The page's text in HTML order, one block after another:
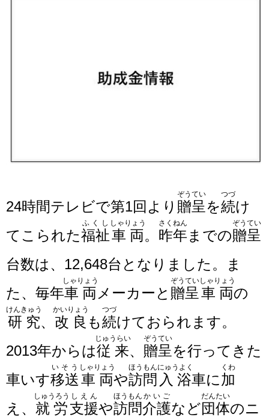
24時間テレビで第1回 より 贈呈
ぞうてい
を続
つづ
け
てこられた福祉
ふくし
車両
しゃりょう
。 昨年
さくねん
までの贈呈
ぞうてい
台数は、12,648台となりました。ま
た、毎年車両
しゃりょう
メーカーと 贈呈
ぞうてい
車両
しゃりょう
の
研究
けんきゅう
、 改良
かいりょう
も続
つづ
けておられます。
2013年からは従来
じゅうらい
、 贈呈
ぞうてい
を行ってきた
車いす移送
いそう
車両
しゃりょう
や訪問
ほうもん
入浴
にゅうよく
車に加
くわ
え、 就労
しゅうろう
支援
しえん
や訪問
ほうもん
介護
かいご
など団体
だんたい
のニ